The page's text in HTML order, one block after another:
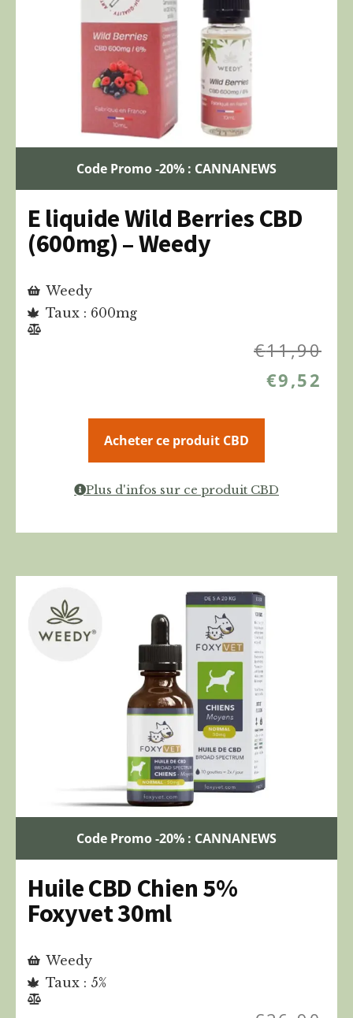
Code Promo -20% : CANNANEWS
E liquide Wild Berries CBD
(600mg) – Weedy
Weedy
Taux : 600mg
€11,90
€9,52
Acheter ce produit CBD
Plus d'infos sur ce produit CBD
Code Promo -20% : CANNANEWS
Huile CBD Chien 5%
Foxyvet 30ml
Weedy
Taux : 5%